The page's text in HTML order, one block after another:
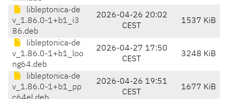
libleptonica-de
v_1.86.0-1+b1_i3
86.deb
2026-04-26 20:02
CEST
1537 KiB
libleptonica-de
v_1.86.0-1+b1_loo
ng64.deb
2026-04-27 17:50
CEST
3248 KiB
libleptonica-de
v_1.86.0-1+b1_pp
2026-04-26 19:51
CEST
1677 KiB